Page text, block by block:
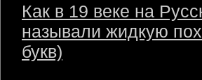
Как в 19 веке на
называли жидкую
букв)